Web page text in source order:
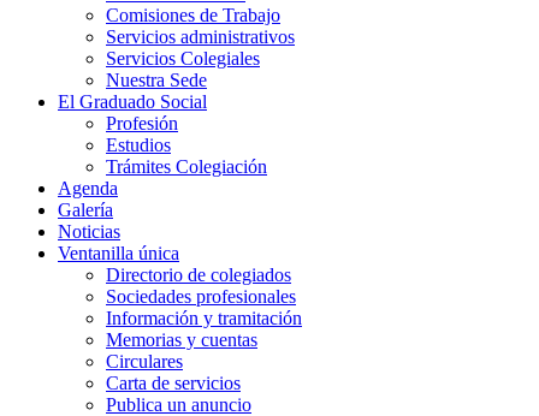
Comisiones de Trabajo
Servicios administrativos
Servicios Colegiales
Nuestra Sede
El Graduado Social
Profesión
Estudios
Trámites Colegiación
Agenda
Galería
Noticias
Ventanilla única
Directorio de colegiados
Sociedades profesionales
Información y tramitación
Memorias y cuentas
Circulares
Carta de servicios
Publica un anuncio